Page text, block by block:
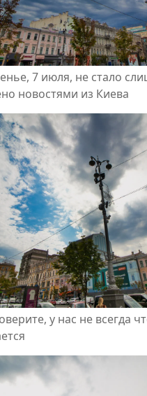
7 июля, не стало
новостями из Киева
у нас не всегда